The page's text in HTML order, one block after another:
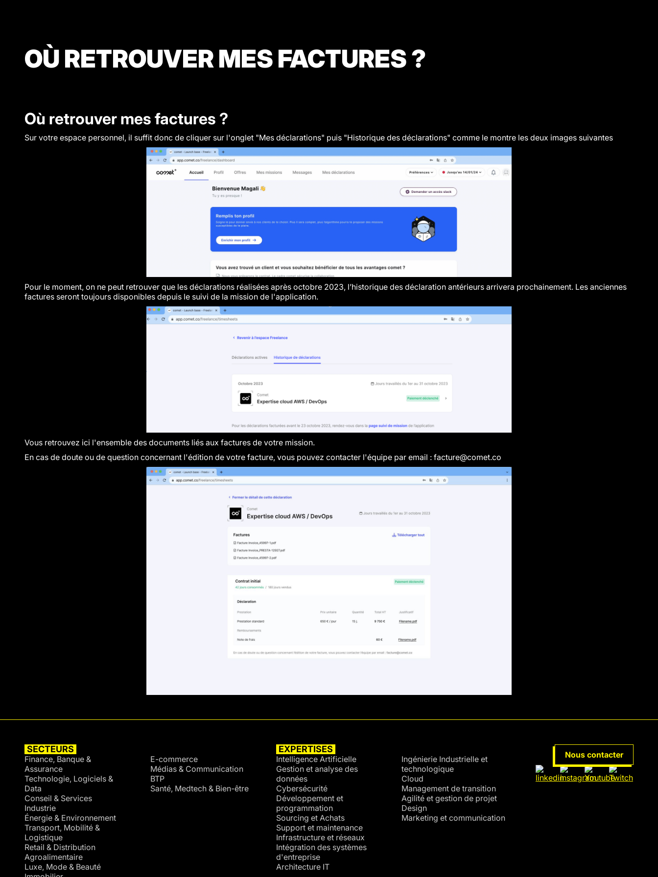
OÙ RETROUVER MES FACTURES ?
Où retrouver mes factures ?
Sur votre espace personnel, il suffit donc de cliquer sur l'onglet "Mes déclarations" puis "Historique des déclarations" comme le montre les deux images suivantes
Pour le moment, on ne peut retrouver que les déclarations réalisées après octobre 2023, l’historique des déclaration antérieurs arrivera prochainement. Les anciennes
factures seront toujours disponibles depuis le suivi de la mission de l'application.
Vous retrouvez ici l'ensemble des documents liés aux factures de votre mission.
En cas de doute ou de question concernant l'édition de votre facture, vous pouvez contacter l'équipe par email : facture@comet.co
SECTEURS
Finance, Banque &
Assurance
Technologie, Logiciels &
Data
Conseil & Services
Industrie
Énergie & Environnement
Transport, Mobilité &
Logistique
Retail & Distribution
Agroalimentaire
Luxe, Mode & Beauté
E-commerce
Médias & Communication
BTP
Santé, Medtech & Bien-être
EXPERTISES
Intelligence Artificielle
Gestion et analyse des
données
Cybersécurité
Développement et
programmation
Sourcing et Achats
Support et maintenance
Infrastructure et réseaux
Intégration des systèmes
d'entreprise
Architecture IT
Ingénierie Industrielle et
technologique
Cloud
Management de transition
Agilité et gestion de projet
Design
Marketing et communication
Nous contacter